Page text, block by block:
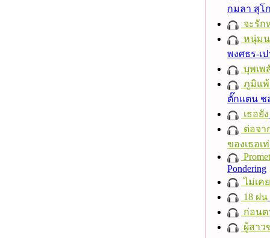
กมลา สุโ
จะรัก
หนุ่มน
พงศธร-เ
บุพเพ
ภูมิแพ้
ตั๊กแตน ช
เธอยัง
ต่อจา
ของเธอเ
Pondering
ไม่เคย
18 ฝน
ก่อนต
ผู้สาว